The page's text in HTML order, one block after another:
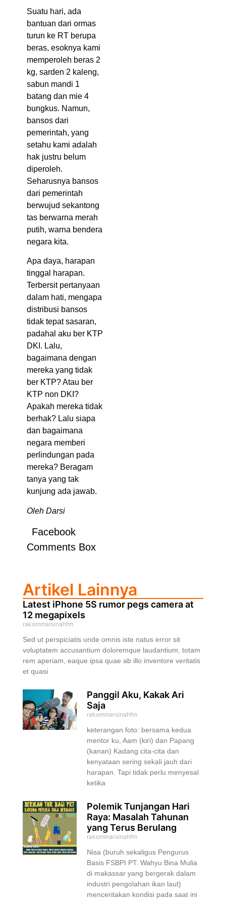
Suatu hari, ada
bantuan dari ormas
turun ke RT berupa
beras, esoknya kami
memperoleh beras 2
kg, sarden 2 kaleng,
sabun mandi 1
batang dan mie 4
bungkus. Namun,
bansos dari
pemerintah, yang
setahu kami adalah
hak justru belum
diperoleh.
Seharusnya bansos
dari pemerintah
berwujud sekantong
tas berwarna merah
putih, warna bendera
negara kita.
Apa daya, harapan
tinggal harapan.
Terbersit pertanyaan
dalam hati, mengapa
distribusi bansos
tidak tepat sasaran,
padahal aku ber KTP
DKI. Lalu,
bagaimana dengan
mereka yang tidak
ber KTP? Atau ber
KTP non DKI?
Apakah mereka tidak
berhak? Lalu siapa
dan bagaimana
negara memberi
perlindungan pada
mereka? Beragam
tanya yang tak
kunjung ada jawab.
Oleh Darsi
Facebook
Comments Box
Artikel Lainnya
Latest iPhone 5S rumor pegs camera at
12 megapixels
rakommarsinahfm
Sed ut perspiciatis unde omnis iste natus error sit
voluptatem accusantium doloremque laudantium, totam
rem aperiam, eaque ipsa quae ab illo inventore veritatis
et quasi
Panggil Aku, Kakak Ari
Saja
rakommarsinahfm
keterangan foto: bersama kedua
mentor ku, Aam (kiri) dan Papang
(kanan) Kadang cita-cita dan
kenyataan sering sekali jauh dari
harapan. Tapi tidak perlu menyesal
ketika
Polemik Tunjangan Hari
Raya: Masalah Tahunan
yang Terus Berulang
rakommarsinahfm
Nisa (buruh sekaligus Pengurus
Basis FSBPI PT. Wahyu Bina Mulia
di makassar yang bergerak dalam
industri pengolahan ikan laut)
menceritakan kondisi pada saat ini